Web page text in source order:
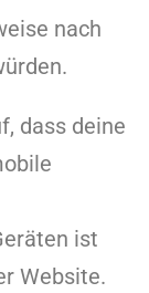
nach
dass deine
ist
Website.